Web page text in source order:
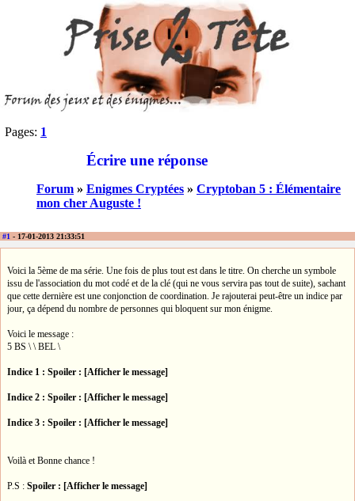
Pages: 1
Écrire une réponse
Forum » Enigmes Cryptées » Cryptoban 5 : Élémentaire
mon cher Auguste !
#1 - 17-01-2013 21:33:51
Voici la 5ème de ma série. Une fois de plus tout est dans le titre. On cherche un symbole
issu de l'association du mot codé et de la clé (qui ne vous servira pas tout de suite), sachant
que cette dernière est une conjonction de coordination. Je rajouterai peut-être un indice par
jour, ça dépend du nombre de personnes qui bloquent sur mon énigme.
Voici le message :
5 BS \ \ BEL \
Indice 1 : Spoiler : [Afficher le message]
Indice 2 : Spoiler : [Afficher le message]
Indice 3 : Spoiler : [Afficher le message]
Voilà et Bonne chance !
P.S : Spoiler : [Afficher le message]